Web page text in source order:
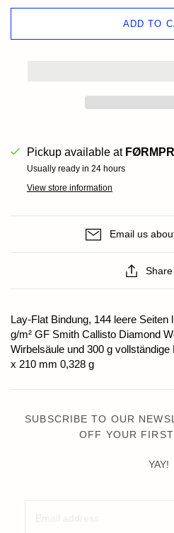
ADD TO
Pickup available at
Usually ready in 24 hours
View store information
Email us
Lay-Flat Bindung, 144 leere
g/m² GF Smith Callisto Diamond
Wirbelsäule und 300 g
x 210 mm 0,328 g
SUBSCRIBE TO OUR
OFF YOUR
YAY!